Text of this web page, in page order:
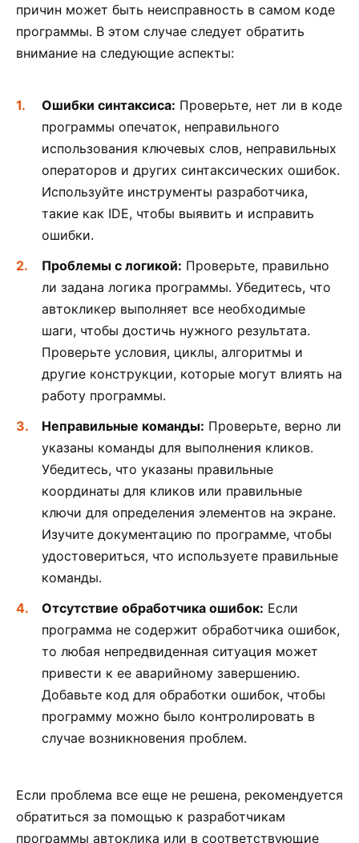
причин может быть неисправность в самом коде
программы. В этом случае следует обратить
внимание на следующие аспекты:
Ошибки синтаксиса: Проверьте, нет ли в коде
программы опечаток, неправильного
использования ключевых слов, неправильных
операторов и других синтаксических ошибок.
Используйте инструменты разработчика,
такие как IDE, чтобы выявить и исправить
ошибки.
Проблемы с логикой: Проверьте, правильно
ли задана логика программы. Убедитесь, что
автокликер выполняет все необходимые
шаги, чтобы достичь нужного результата.
Проверьте условия, циклы, алгоритмы и
другие конструкции, которые могут влиять на
работу программы.
Неправильные команды: Проверьте, верно ли
указаны команды для выполнения кликов.
Убедитесь, что указаны правильные
координаты для кликов или правильные
ключи для определения элементов на экране.
Изучите документацию по программе, чтобы
удостовериться, что используете правильные
команды.
Отсутствие обработчика ошибок: Если
программа не содержит обработчика ошибок,
то любая непредвиденная ситуация может
привести к ее аварийному завершению.
Добавьте код для обработки ошибок, чтобы
программу можно было контролировать в
случае возникновения проблем.
Если проблема все еще не решена, рекомендуется
обратиться за помощью к разработчикам
программы автоклика или в соответствующие